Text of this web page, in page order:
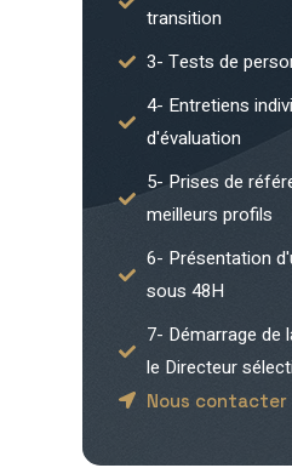
transition
3- Tests de
4- Entretiens
d'évaluation
5- Prises de
meilleurs profils
6- Présentation
sous 48H
7- Démarrage de
le Directeur
Nous contacter